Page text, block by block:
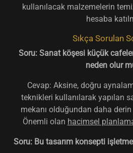
kullanılacak malzemelerin
hesaba
Sıkça Sorulan
Soru: Sanat köşesi küçük
neden olur
Cevap: Aksine, doğru
teknikleri kullanılarak yapılan
mekanı olduğundan daha
Önemli olan hacimsel
Soru: Bu tasarım konsepti